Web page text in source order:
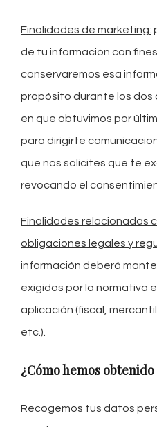
Finalidades de marketing:
de tu información con
conservaremos esa
propósito durante los dos
en que obtuvimos por
para dirigirte
que nos solicites que te
revocando el
Finalidades relacionadas
obligaciones legales y
información deberá
exigidos por la normativa
aplicación (fiscal,
etc.).
¿Cómo hemos
Recogemos tus datos